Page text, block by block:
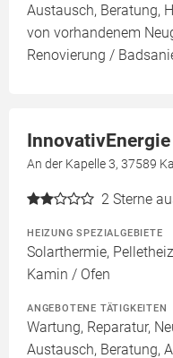
Austausch, Beratung,
von vorhandenem
Renovierung /
InnovativEnergie
An der Kapelle 3, 37589
2 Sterne
HEIZUNG SPEZIALGEBIETE
Solarthermie,
Kamin / Ofen
ANGEBOTENE TÄTIGKEITEN
Wartung, Reparatur,
Austausch, Beratung,